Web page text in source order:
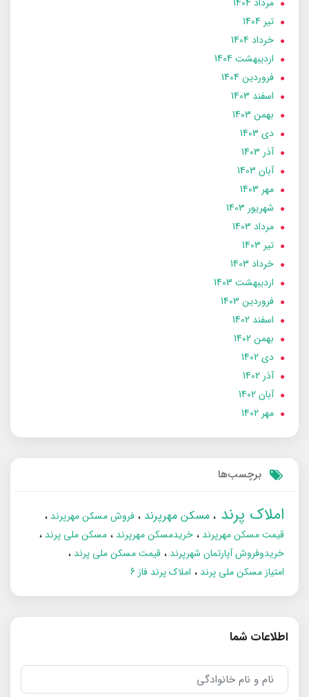
تير 1404
خرداد 1404
ارديبهشت 1404
فروردین 1404
اسفند 1403
بهمن 1403
دی 1403
آذر 1403
آبان 1403
مهر 1403
شهریور 1403
مرداد 1403
تير 1403
خرداد 1403
ارديبهشت 1403
فروردین 1403
اسفند 1402
بهمن 1402
دی 1402
آذر 1402
آبان 1402
مهر 1402
برچسب‌ها
املاک پرند مسکن مهرپرند
فروش مسکن مهرپرند
قیمت مسکن مهرپرند
خریدمسکن مهرپرند
مسکن ملی پرند
خریدوفروش آپارتمان شهرپرند
قیمت مسکن ملی پرند
امتیاز مسکن ملی پرند
املاک پرند فاز 6
اطلاعات شما